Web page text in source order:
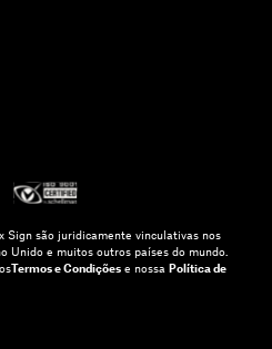
Sign são juridicamente vinculativas nos
Unido e muitos outros países do mundo.
Termos e Condições e nossa Política de